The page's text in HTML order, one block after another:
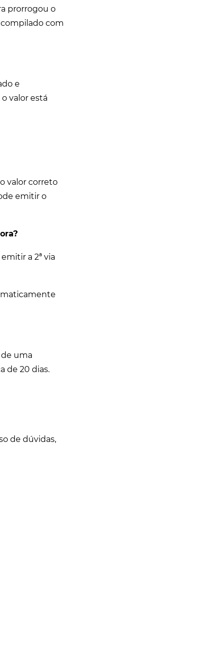
prorrogou o
compilado com
e
valor está
valor correto
emitir o
a 2ª via
uma
de 20 dias.
de dúvidas,